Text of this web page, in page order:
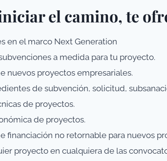
el camino, te
en el marco Next Generation
a medida para tu proyecto.
nuevos proyectos empresariales.
de subvención, solicitud,
de proyectos.
de proyectos.
financiación no retornable para nuevos
proyecto en cualquiera de las